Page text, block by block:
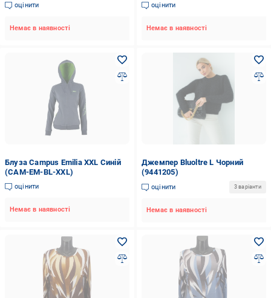
оцінити
Немає в наявності
оцінити
Немає в наявності
Блуза Campus Emilia XXL Синій
(CAM-EM-BL-XXL)
оцінити
Немає в наявності
Джемпер Bluoltre L Чорний
(9441205)
оцінити 3 варіанти
Немає в наявності